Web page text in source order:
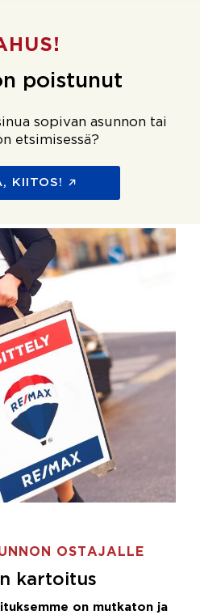
poistunut
sopivan asunnon tai
etsimisessä?
KIITOS!
OSTAJALLE
kartoitus
on mutkaton ja